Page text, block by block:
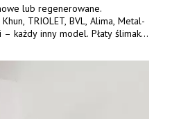
lub regenerowane.
TRIOLET, BVL, Alima, Metal-
każdy inny model. Płaty ślimaka
i dowóz na miejsce – cała